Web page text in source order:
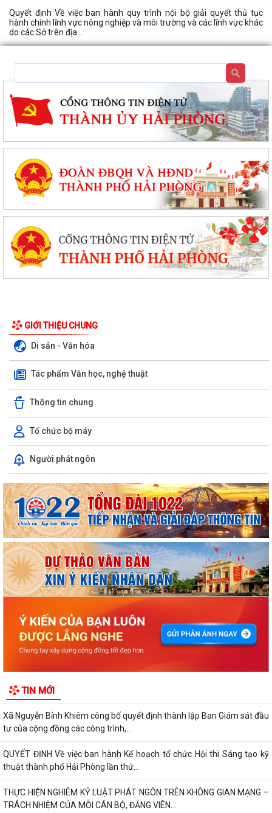
Quyết định Về việc ban hành quy trình nội bộ giải quyết thủ tục
hành chính lĩnh vực nông nghiệp và môi trường và các lĩnh vực khác
do các Sở trên địa...
GIỚI THIỆU CHUNG
Di sản - Văn hóa
Tác phẩm Văn học, nghệ thuật
Thông tin chung
Tổ chức bộ máy
Người phát ngôn
TIN MỚI
ỦY BAN NHÂN DÂN XÃ NGUYỄN BỈNH KHIÊM TUYÊN TRUYỀN, HƯỚNG
DẪN NGƯỜI DÂN CHUYỂN ĐỔI THIẾT BỊ, SIM...
Công văn tuyên truyền phòng ngừa, ứng phó với các đe dọa an ninh
phi truyền thống
KẾ HOẠCH Triển khai tuyển chọn thực tập sinh nữ đi thực tập kỹ thuật
tại Nhật Bản Đợt II năm 2026
Kỷ niệm 79 năm Ngày Thương binh - Liệt sĩ (27-7-1947 – 27-7-2026)
QUYỀN ĐỊA PHƯƠNG 02 CẤP
Xã Nguyễn Bỉnh Khiêm công bố quyết định thành lập Ban Giám sát đầu
tư của cộng đồng các công trình,...
QUYẾT ĐỊNH Về việc ban hành Kế hoạch tổ chức Hội thi Sáng tạo kỹ
thuật thành phố Hải Phòng lần thứ...
THỰC HIỆN NGHIÊM KỶ LUẬT PHÁT NGÔN TRÊN KHÔNG GIAN MẠNG –
TRÁCH NHIỆM CỦA MỖI CÁN BỘ, ĐẢNG VIÊN...